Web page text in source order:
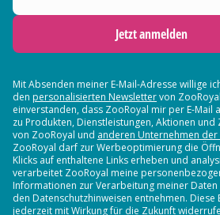
Jetzt anmelden
Mit Absenden meiner E-Mail-Adresse willige
den personalisierten Newslettervon
einverstanden, dass ZooRoyal mir per E-Mail
zu Produkten, Dienstleistungen, Aktionen
von ZooRoyal und anderen Unternehmen der
ZooRoyal darf zur Werbeoptimierung die
Klicks auf enthaltene Links erheben und
verarbeitet ZooRoyal meine
Informationen zur Verarbeitung meiner Daten
den Datenschutzhinweisen entnehmen. Diese
jederzeit mit Wirkung für die Zukunft